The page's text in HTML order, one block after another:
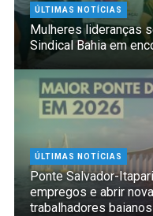
ÚLTIMAS NOTÍCIAS
Mulheres lideranças
Sindical Bahia em
ÚLTIMAS NOTÍCIAS
Ponte Salvador-
empregos e abrir
trabalhadores baianos